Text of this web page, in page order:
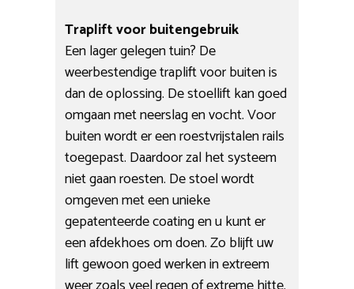
Traplift voor buitengebruik
Een lager gelegen tuin? De
weerbestendige traplift voor buiten is
dan de oplossing. De stoellift kan goed
omgaan met neerslag en vocht. Voor
buiten wordt er een roestvrijstalen rails
toegepast. Daardoor zal het systeem
niet gaan roesten. De stoel wordt
omgeven met een unieke
gepatenteerde coating en u kunt er
een afdekhoes om doen. Zo blijft uw
lift gewoon goed werken in extreem